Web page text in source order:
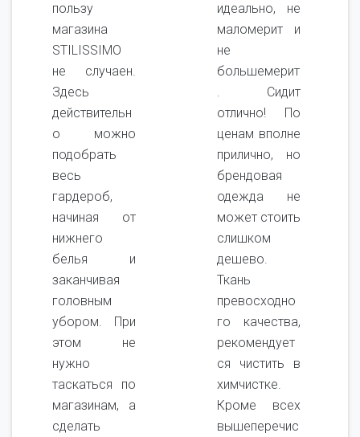
пользу
магазина
STILISSIMO
не случаен.
Здесь
действительн
о можно
подобрать
весь
гардероб,
начиная от
нижнего
белья и
заканчивая
головным
убором. При
этом не
нужно
таскаться по
магазинам, а
сделать
идеально, не
маломерит и
не
большемерит
. Сидит
отлично! По
ценам вполне
прилично, но
брендовая
одежда не
может стоить
слишком
дешево.
Ткань
превосходно
го качества,
рекомендует
ся чистить в
химчистке.
Кроме всех
вышеперечис